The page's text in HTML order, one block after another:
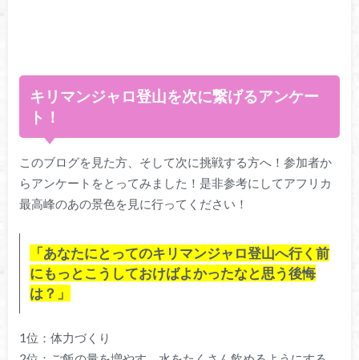
キリマンジャロ登山を次に繋げるアンケー
ト！
このブログを見た方、そして次に挑戦する方へ！参加者か
らアンケートをとってみました！是非参考にしてアフリカ
最高峰のあの景色を見に行ってください！
「あなたにとってのキリマンジャロ登山へ行く前
にもっとこうしておけばよかったなと思う後悔
は？」
1位：体力づくり